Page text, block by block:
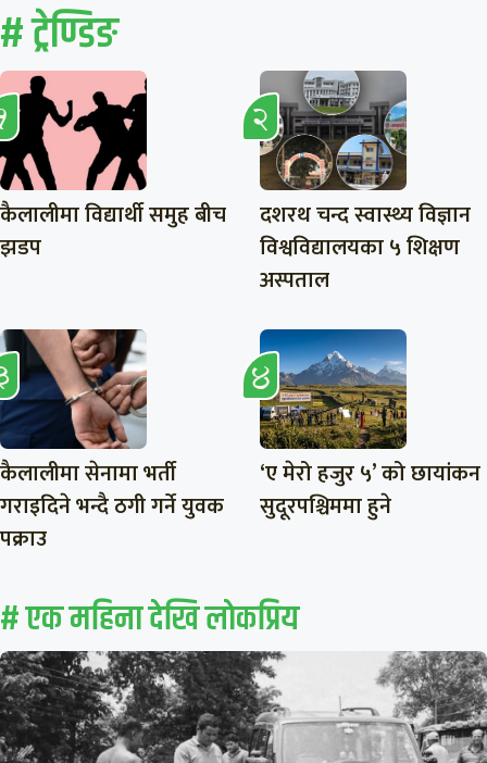
# ट्रेण्डिङ
कैलालीमा विद्यार्थी समुह बीच
झडप
दशरथ चन्द स्वास्थ्य विज्ञान
विश्वविद्यालयका ५ शिक्षण
अस्पताल
कैलालीमा सेनामा भर्ती
गराइदिने भन्दै ठगी गर्ने युवक
पक्राउ
‘ए मेरो हजुर ५’ को छायांकन
सुदूरपश्चिममा हुने
# एक महिना देखि लाेकप्रिय